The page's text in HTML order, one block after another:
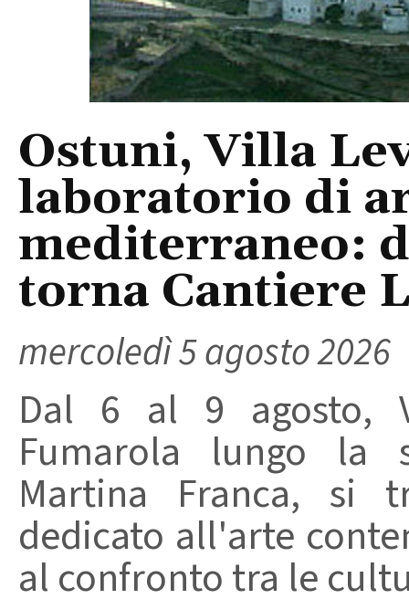
Ostuni, Villa
laboratorio di
mediterraneo:
torna Cantiere
mercoledì 5 agosto 2026
Dal 6 al 9 agosto,
Fumarola lungo la
Martina Franca, si
dedicato all'arte
al confronto tra le